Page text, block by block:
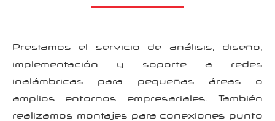
Prestamos el servicio de análisis, diseño,
implementación y soporte a redes
inalámbricas para pequeñas áreas o
amplios entornos empresariales. También
realizamos montajes para conexiones punto